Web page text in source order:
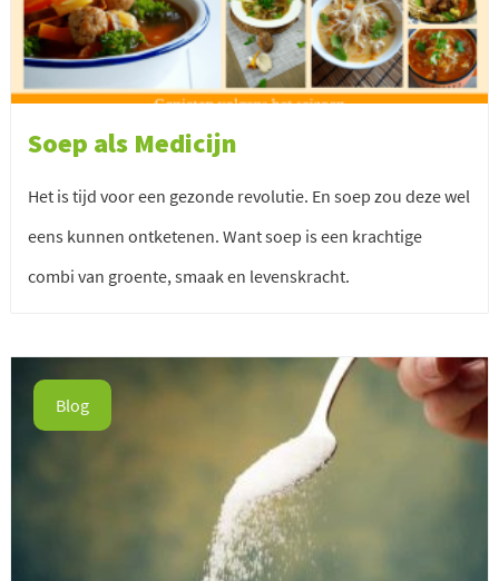
Soep als Medicijn
Het is tijd voor een gezonde revolutie. En soep zou deze wel
eens kunnen ontketenen. Want soep is een krachtige
combi van groente, smaak en levenskracht.
Blog